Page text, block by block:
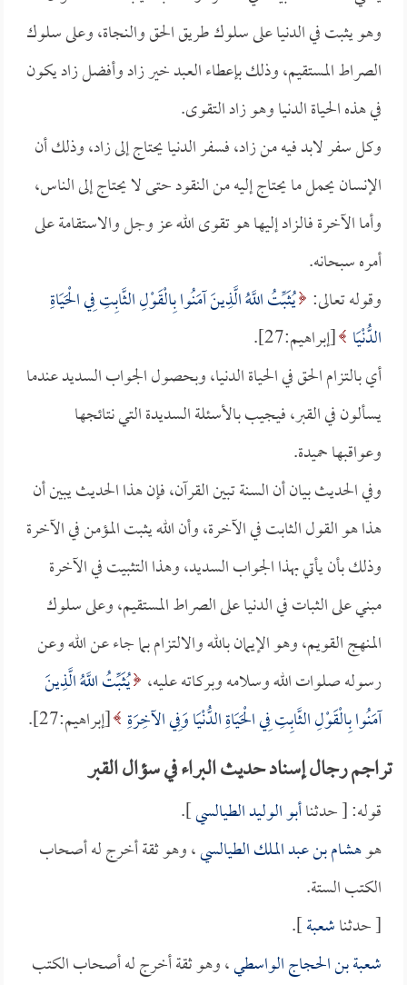
وهو يثبت في الدنيا على سلوك طريق الحق والنجاة، وعلى سلوك
الصراط المستقيم، وذلك بإعطاء العبد خير زاد وأفضل زاد يكون
في هذه الحياة الدنيا وهو زاد التقوى.
وكل سفر لابد فيه من زاد، فسفر الدنيا يحتاج إلى زاد، وذلك أن
الإنسان يحمل ما يحتاج إليه من النقود حتى لا يحتاج إلى الناس،
وأما الآخرة فالزاد إليها هو تقوى الله عز وجل والاستقامة على
أمره سبحانه.
وقوله تعالى: يُثَبِّتُ اللَّهُ الَّذِينَ آمَنُوا بِالْقَوْلِ الثَّابِتِ فِي الْحَيَاةِ
الدُّنْيَا [إبراهيم:27].
أي بالتزام الحق في الحياة الدنيا، وبحصول الجواب السديد عندما
يسألون في القبر، فيجيب بالأسئلة السديدة التي نتائجها
وعواقبها حميدة.
وفي الحديث بيان أن السنة تبين القرآن، فإن هذا الحديث يبين أن
هذا هو القول الثابت في الآخرة، وأن الله يثبت المؤمن في الآخرة
وذلك بأن يأتي بهذا الجواب السديد، وهذا التثبيت في الآخرة
مبني على الثبات في الدنيا على الصراط المستقيم، وعلى سلوك
المنهج القويم، وهو الإيمان بالله والالتزام بما جاء عن الله وعن
رسوله صلوات الله وسلامه وبركاته عليه، يُثَبِّتُ اللَّهُ الَّذِينَ
آمَنُوا بِالْقَوْلِ الثَّابِتِ فِي الْحَيَاةِ الدُّنْيَا وَفِي الآخِرَةِ [إبراهيم:27].
تراجم رجال إسناد حديث البراء في سؤال القبر
قوله: [ حدثناأبو الوليد الطيالسي].
هوهشام بن عبد الملك الطيالسي، وهو ثقة أخرج له أصحاب
الكتب الستة.
[ حدثناشعبة].
شعبة بن الحجاج الواسطي، وهو ثقة أخرج له أصحاب الكتب